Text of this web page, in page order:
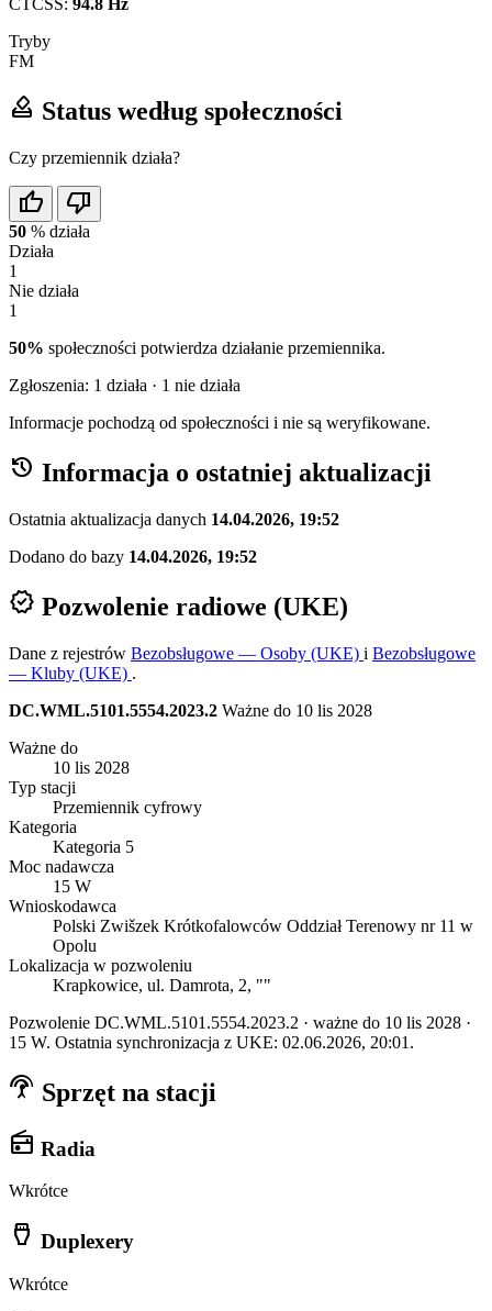
CTCSS: 94.8 Hz
Tryby
FM
how_to_vote Status według społeczności
Czy przemiennik działa?
thumb_up thumb_down
50 % działa
Działa
1
Nie działa
1
50% społeczności potwierdza działanie przemiennika.
Zgłoszenia: 1 działa · 1 nie działa
Informacje pochodzą od społeczności i nie są weryfikowane.
history Informacja o ostatniej aktualizacji
Ostatnia aktualizacja danych 14.04.2026, 19:52
Dodano do bazy 14.04.2026, 19:52
verified Pozwolenie radiowe (UKE)
Dane z rejestrów Bezobsługowe — Osoby (UKE) i Bezobsługowe
— Kluby (UKE) .
DC.WML.5101.5554.2023.2 Ważne do 10 lis 2028
Ważne do
10 lis 2028
Typ stacji
Przemiennik cyfrowy
Kategoria
Kategoria 5
Moc nadawcza
15 W
Wnioskodawca
Polski Zwišzek Krótkofalowców Oddział Terenowy nr 11 w
Opolu
Lokalizacja w pozwoleniu
Krapkowice, ul. Damrota, 2, ""
Pozwolenie DC.WML.5101.5554.2023.2 · ważne do 10 lis 2028 ·
15 W. Ostatnia synchronizacja z UKE: 02.06.2026, 20:01.
settings_input_antenna Sprzęt na stacji
radio Radia
Wkrótce
settings_input_hdmi Duplexery
Wkrótce